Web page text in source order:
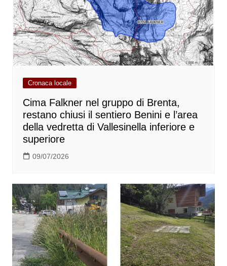
Cronaca locale
Cima Falkner nel gruppo di Brenta,
restano chiusi il sentiero Benini e l’area
della vedretta di Vallesinella inferiore e
superiore
09/07/2026